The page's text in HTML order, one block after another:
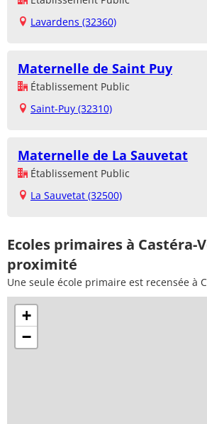
Lavardens (32360)
Maternelle de Saint Puy
Établissement Public
Saint-Puy (32310)
Maternelle de La Sauvetat
Établissement Public
La Sauvetat (32500)
Ecoles primaires à Castéra-
proximité
Une seule école primaire est recensée à
+
−